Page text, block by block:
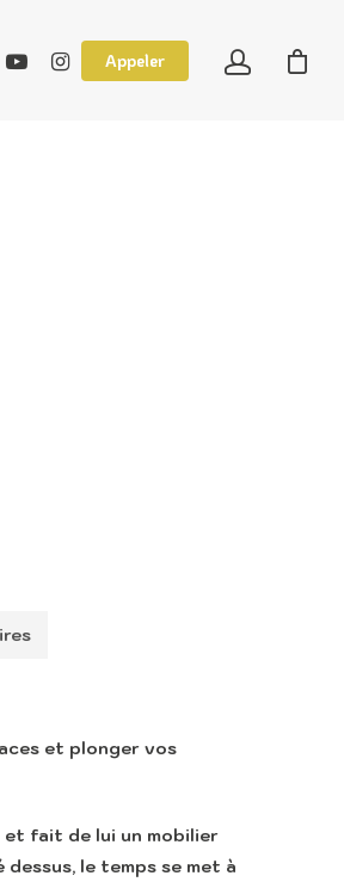
Appeler
et plonger vos
et fait de lui un mobilier
le temps se met à